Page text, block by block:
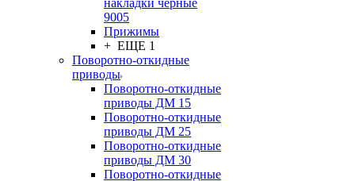
накладки черные
9005
Прижимы
+ ЕЩЕ 1
Поворотно-откидные
приводы
Поворотно-откидные
приводы ДМ 15
Поворотно-откидные
приводы ДМ 25
Поворотно-откидные
приводы ДМ 30
Поворотно-откидные